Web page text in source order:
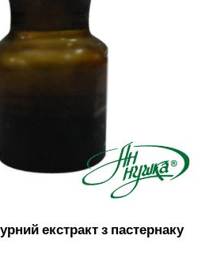
екстракт з пастернаку